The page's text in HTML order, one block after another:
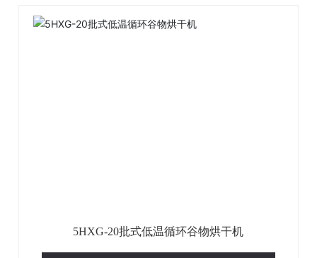
5HXG-20批式低温循环谷物烘干机